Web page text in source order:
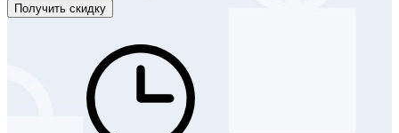
Получить скидку